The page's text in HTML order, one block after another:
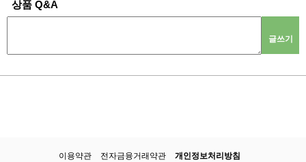
상품 Q&A
글쓰기
이용약관 전자금융거래약관 개인정보처리방침